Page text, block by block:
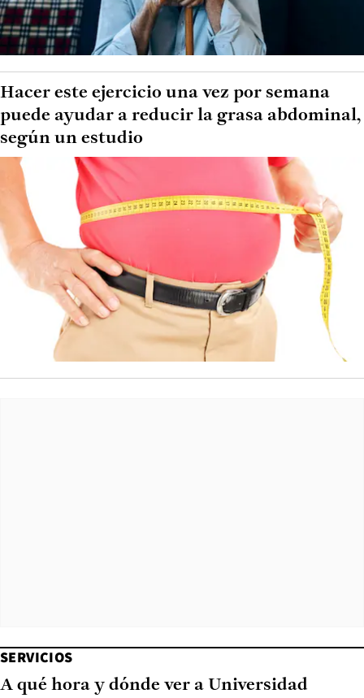
Hacer este ejercicio una vez por semana
puede ayudar a reducir la grasa abdominal,
según un estudio
SERVICIOS
A qué hora y dónde ver a Universidad